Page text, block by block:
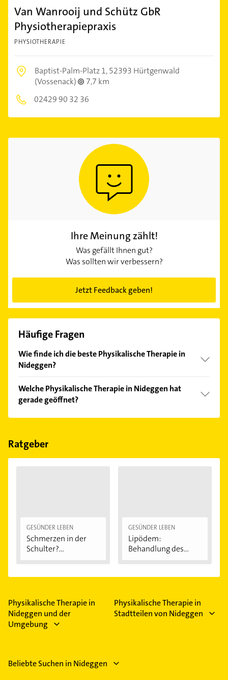
Van Wanrooij und Schütz GbR
Physiotherapiepraxis
PHYSIOTHERAPIE
Baptist-Palm-Platz 1,52393 Hürtgenwald
(Vossenack)
7,7 km
02429 90 32 36
Ihre Meinung zählt!
Was gefällt Ihnen gut?
Was sollten wir verbessern?
Jetzt Feedback geben!
Häufige Fragen
Wie finde ich die beste Physikalische Therapie in
Nideggen?
Kundenmeinungen und profitieren Sie von den
Empfehlungen. Die Suchergebnisse können Sie sich
einfach nachBewertungensortiert anzeigen lassen.
Welche Physikalische Therapie in Nideggen hat
gerade geöffnet?
Im Anbieter-Bereich finden Sie alleÖffnungszeiten.
Feiertagen abweichen können.
Ratgeber
GESÜNDER LEBEN
Schmerzen in der
Schulter?
GESÜNDER LEBEN
Lipödem:
Behandlung des
Physikalische Therapie in
Nideggen und der
Umgebung
Physikalische Therapie in
Stadtteilen von Nideggen
Beliebte Suchen in Nideggen